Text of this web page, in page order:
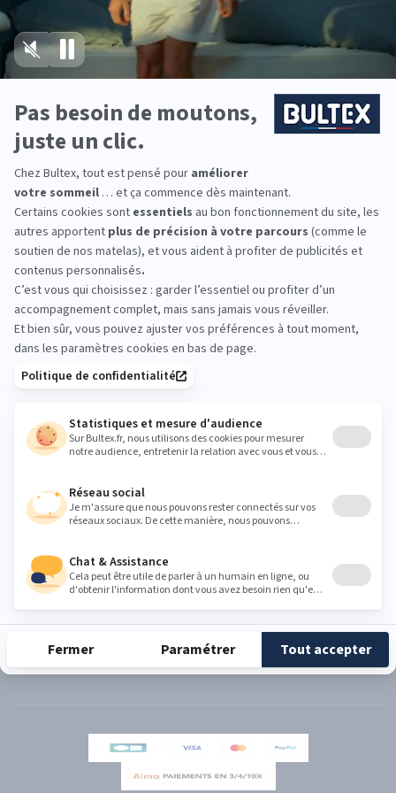
Nos engagements
Storelocator
ContactMon compte
informations concernant les offres, services, produits ou
évènements de Bultex conformément à
notre politique de protection des données personnelles
Ce formulaire est protégé par reCAPTCHA - La
politique de protection des données personnelles de Googleet les
Conditions d'utilisationss'appliquent.
RÉCOMPENSES ET LABELS
En savoir
Catégorie
matelas
éco-
conçus
Gamme
Gamme
"Reset"
Suivez-nous sur les
PRODUITS
BULTEX